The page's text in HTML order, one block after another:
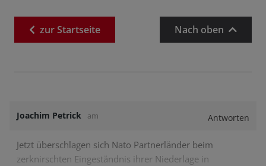
zurStartseite Nach oben
Joachim Petrick am Antworten
Jetzt überschlagen sich Nato Partnerländer beim
zerknirschten Eingeständnis ihrer Niederlage in